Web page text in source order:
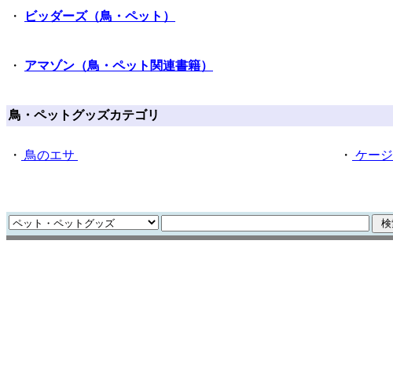
・ ビッダーズ（鳥・ペット）
・ アマゾン（鳥・ペット関連書籍）
鳥・ペットグッズカテゴリ
・ 鳥のエサ ・ ケージ